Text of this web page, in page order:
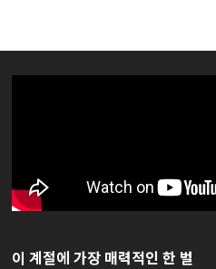
이 계절에 가장 매력적인 한 벌